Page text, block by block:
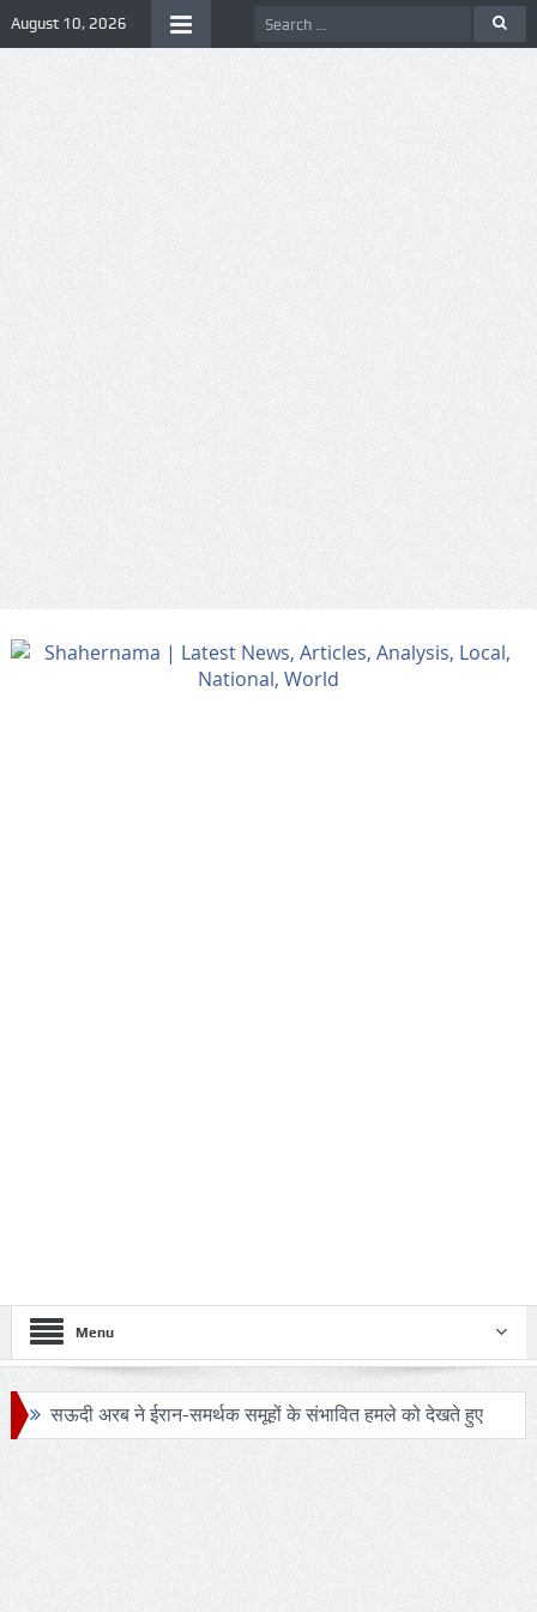
August 10, 2026
Menu
सऊदी अरब ने ईरान-समर्थक समूहों के संभावित हमले को देखते हुए
सुरक्षा एजेंसियों को हाई अलर्ट
24 घंटे का सफ़र: आखिर कब बदलेगी लखनऊ–मुंबई रेल यात्रा की
तस्वीर?
ट्रंप के हेलीकॉप्टर और यात्री विमान के बीच खतरनाक नज़दीकी की